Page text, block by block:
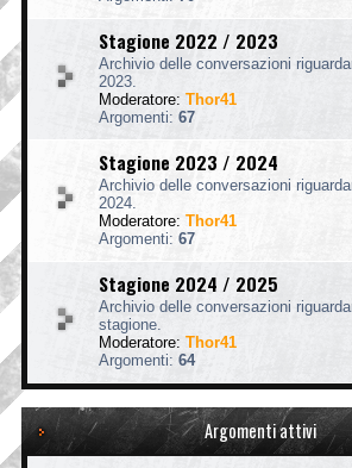
Stagione 2022 / 2023
Archivio delle conversazioni
2023.
Moderatore: Thor41
Argomenti: 67
Stagione 2023 / 2024
Archivio delle conversazioni
2024.
Moderatore: Thor41
Argomenti: 67
Stagione 2024 / 2025
Archivio delle conversazioni
stagione.
Moderatore: Thor41
Argomenti: 64
Argomenti attivi